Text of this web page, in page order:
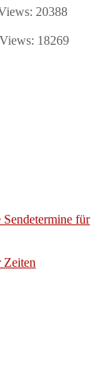
20388
Views: 18269
für
Zeiten